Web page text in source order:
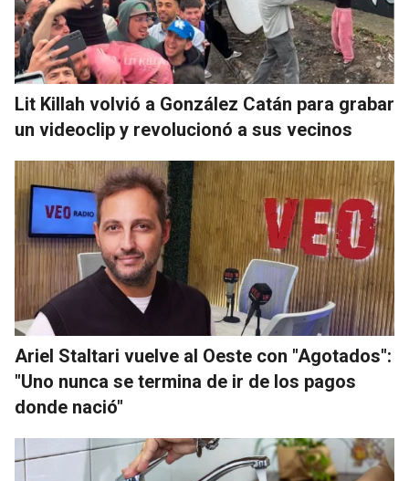
Lit Killah volvió a González Catán para grabar
un videoclip y revolucionó a sus vecinos
Ariel Staltari vuelve al Oeste con "Agotados":
"Uno nunca se termina de ir de los pagos
donde nació"